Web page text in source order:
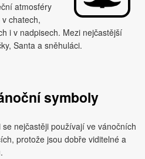
atmosféry
chatech,
i v nadpisech. Mezi nejčastější
Santa a sněhuláci.
symboly
nejčastěji používají ve vánočních
protože jsou dobře viditelné a